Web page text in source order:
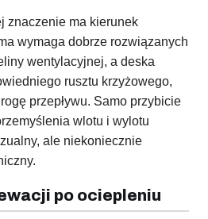
znaczenie ma kierunek
wymaga dobrze rozwiązanych
wentylacyjnej, a deska
rusztu krzyżowego,
przepływu. Samo przybicie
wlotu i wylotu
ale niekoniecznie
po ociepleniu